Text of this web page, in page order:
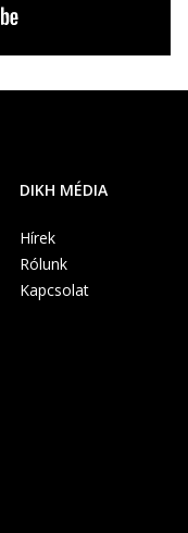
DIKH MÉDIA
Hírek
Rólunk
Kapcsolat